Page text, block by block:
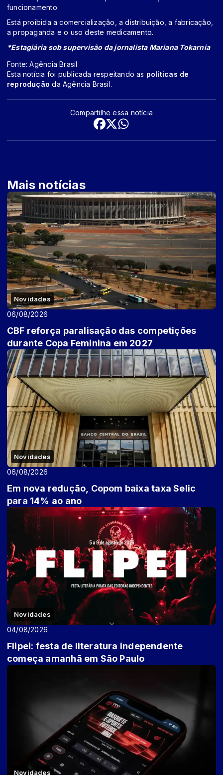
funcionamento.
Está proibida a comercialização, a distribuição, a fabricação,
a propaganda e o uso deste medicamento.
*Estagiária sob supervisão da jornalista Mariana Tokarnia
Fonte: Agência Brasil
Esta notícia foi publicada respeitando as políticas de
reprodução da Agência Brasil.
Compartilhe essa notícia
Mais notícias
Novidades
06/08/2026
CBF reforça paralisação das competições
durante Copa Feminina em 2027
Novidades
06/08/2026
Em nova redução, Copom baixa taxa Selic
para 14% ao ano
Novidades
04/08/2026
Flipei: festa de literatura independente
começa amanhã em São Paulo
Novidades